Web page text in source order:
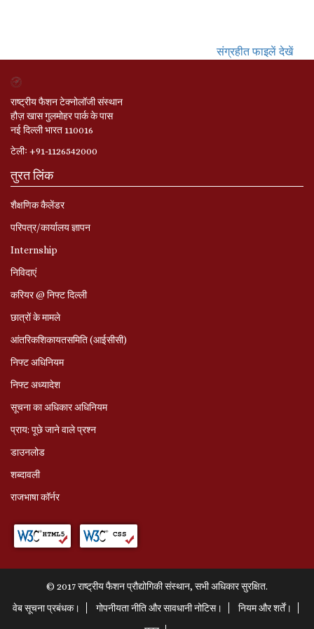
संग्रहीत फाइलें देखें
राष्ट्रीय फैशन टेक्नोलॉजी संस्थान
हौज़ खास गुलमोहर पार्क के पास
नई दिल्ली भारत 110016
टेलीः +91-1126542000
तुरत लिंक
शैक्षणिक कैलेंडर
परिपत्र/कार्यालय ज्ञापन
Internship
निविदाएं
करियर @ निफ्ट दिल्ली
छात्रों के मामले
आंतरिकशिकायतसमिति (आईसीसी)
निफ्ट अधिनियम
निफ्ट अध्‍यादेश
सूचना का अधिकार अधिनियम
प्राय: पूछे जाने वाले प्रश्‍न
डाउनलोड
शब्दावली
राजभाषा कॉर्नर
© 2017 राष्ट्रीय फैशन प्रौद्योगिकी संस्थान, सभी अधिकार सुरक्षित.
वेब सूचना प्रबंधक।
गोपनीयता नीति और सावधानी नोटिस।
नियम और शर्तें।